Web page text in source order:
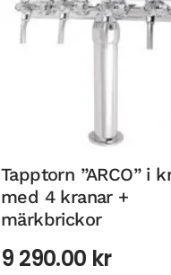
Tapptorn ”ARCO” i
med 4 kranar +
märkbrickor
9 290.00 kr